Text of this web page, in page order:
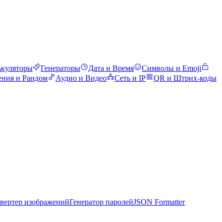
Генераторы Дата и Время
Символы и Emoji
и Рандом Аудио и Видео Сеть и IP
QR и Штрих-коды
изображенийГенератор паролейJSON Formatter